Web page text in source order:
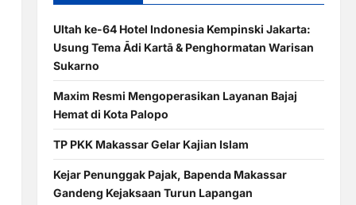
Ultah ke-64 Hotel Indonesia Kempinski Jakarta:
Usung Tema Ādi Kartā & Penghormatan Warisan
Sukarno
Maxim Resmi Mengoperasikan Layanan Bajaj
Hemat di Kota Palopo
TP PKK Makassar Gelar Kajian Islam
Kejar Penunggak Pajak, Bapenda Makassar
Gandeng Kejaksaan Turun Lapangan